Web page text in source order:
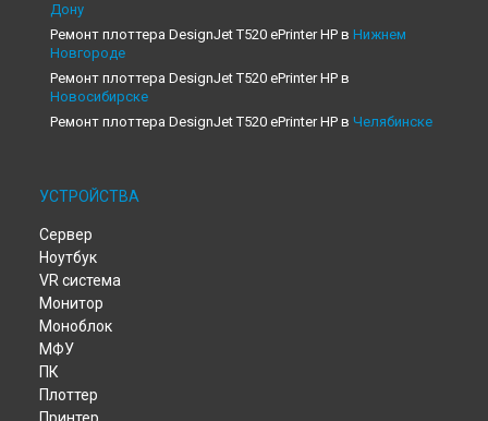
Дону
Ремонт плоттера DesignJet T520 ePrinter HP в Нижнем
Новгороде
Ремонт плоттера DesignJet T520 ePrinter HP в
Новосибирске
Ремонт плоттера DesignJet T520 ePrinter HP в Челябинске
Ремонт плоттера DesignJet T520 ePrinter HP в
Ремонт плоттера DesignJet T520 ePrinter HP в
Ремонт плоттера DesignJet T520 ePrinter HP в
Ремонт плоттера DesignJet T520 ePrinter HP в
Ремонт плоттера DesignJet T520 ePrinter HP в
Ремонт плоттера DesignJet T520 ePrinter HP в
Ремонт плоттера DesignJet T520 ePrinter HP в
Ремонт плоттера DesignJet T520 ePrinter HP в
Ремонт плоттера DesignJet T520 ePrinter HP в
УСТРОЙСТВА
Сервер
Ноутбук
VR система
Монитор
Моноблок
МФУ
ПК
Плоттер